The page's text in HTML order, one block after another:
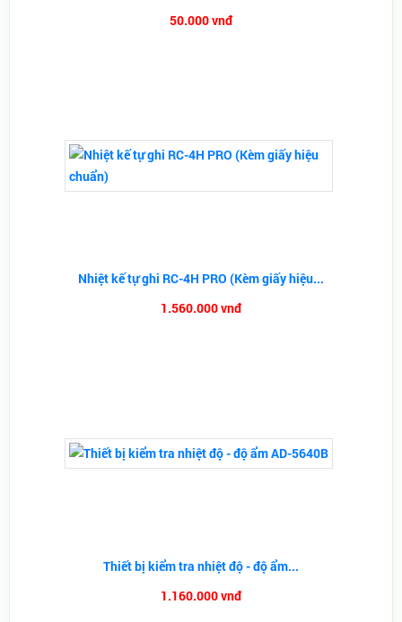
50.000 vnđ
Nhiệt kế tự ghi RC-4H PRO (Kèm giấy hiệu...
1.560.000 vnđ
Thiết bị kiểm tra nhiệt độ - độ ẩm...
1.160.000 vnđ